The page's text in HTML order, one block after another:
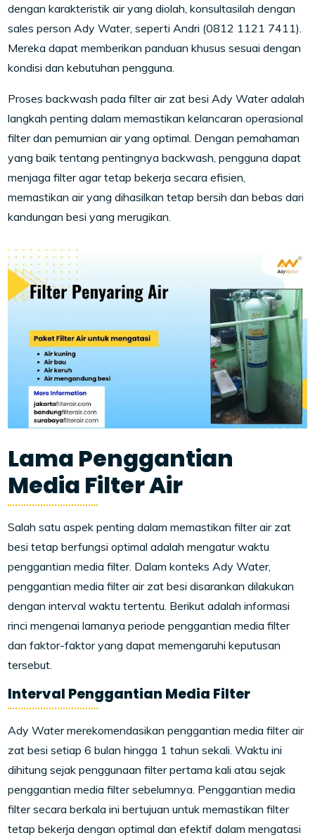
dengan karakteristik air yang diolah, konsultasilah dengan
sales person Ady Water, seperti Andri (0812 1121 7411).
Mereka dapat memberikan panduan khusus sesuai dengan
kondisi dan kebutuhan pengguna.
Proses backwash pada filter air zat besi Ady Water adalah
langkah penting dalam memastikan kelancaran operasional
filter dan pemurnian air yang optimal. Dengan pemahaman
yang baik tentang pentingnya backwash, pengguna dapat
menjaga filter agar tetap bekerja secara efisien,
memastikan air yang dihasilkan tetap bersih dan bebas dari
kandungan besi yang merugikan.
Lama Penggantian
Media Filter Air
Salah satu aspek penting dalam memastikan filter air zat
besi tetap berfungsi optimal adalah mengatur waktu
penggantian media filter. Dalam konteks Ady Water,
penggantian media filter air zat besi disarankan dilakukan
dengan interval waktu tertentu. Berikut adalah informasi
rinci mengenai lamanya periode penggantian media filter
dan faktor-faktor yang dapat memengaruhi keputusan
tersebut.
Interval Penggantian Media Filter
Ady Water merekomendasikan penggantian media filter air
zat besi setiap 6 bulan hingga 1 tahun sekali. Waktu ini
dihitung sejak penggunaan filter pertama kali atau sejak
penggantian media filter sebelumnya. Penggantian media
filter secara berkala ini bertujuan untuk memastikan filter
tetap bekerja dengan optimal dan efektif dalam mengatasi